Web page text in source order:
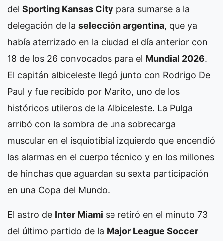
del Sporting Kansas City para sumarse a la
delegación de la selección argentina, que ya
había aterrizado en la ciudad el día anterior con
18 de los 26 convocados para el Mundial 2026.
El capitán albiceleste llegó junto con Rodrigo De
Paul y fue recibido por Marito, uno de los
históricos utileros de la Albiceleste. La Pulga
arribó con la sombra de una sobrecarga
muscular en el isquiotibial izquierdo que encendió
las alarmas en el cuerpo técnico y en los millones
de hinchas que aguardan su sexta participación
en una Copa del Mundo.
El astro de Inter Miami se retiró en el minuto 73
del último partido de la Major League Soccer